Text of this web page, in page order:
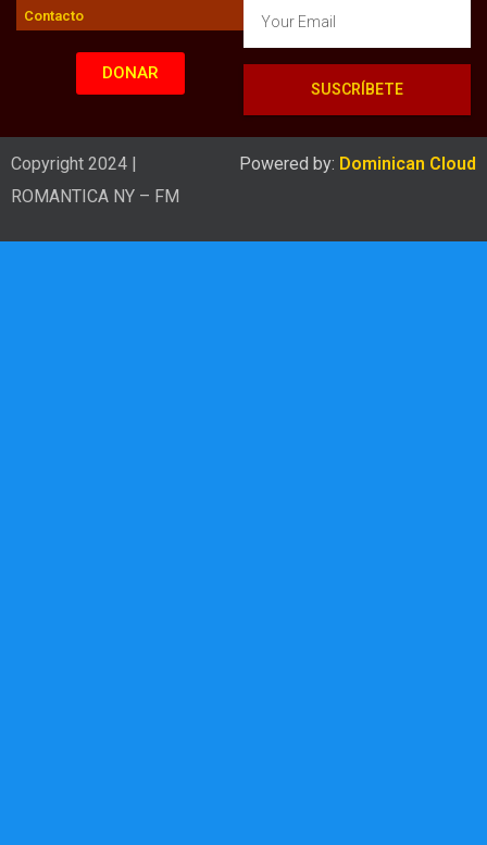
Contacto
DONAR
SUSCRÍBETE
Copyright 2024 |
ROMANTICA NY – FM
Powered by: Dominican Cloud